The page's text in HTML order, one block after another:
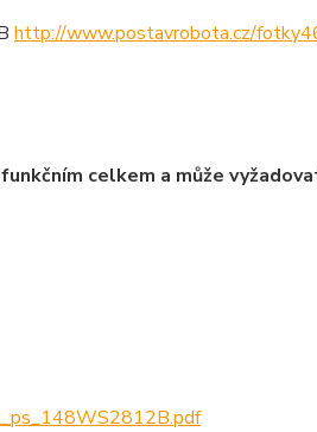
http://www.postavrobota.cz/
celkem a může